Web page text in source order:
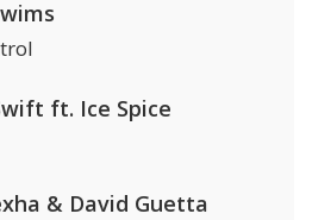
ft. Ice Spice
& David Guetta